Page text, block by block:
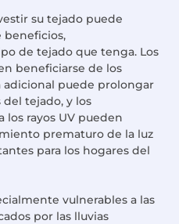
su tejado puede
beneficios,
de tejado que tenga. Los
beneficiarse de los
adicional puede prolongar
tejado, y los
rayos UV pueden
prematuro de la luz
para los hogares del
vulnerables a las
por las lluvias